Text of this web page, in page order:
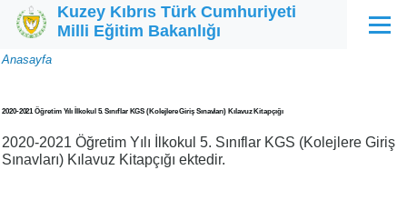
Ana içeriğe atla
Kuzey Kıbrıs Türk Cumhuriyeti
Milli Eğitim Bakanlığı
Menü
Sayfa
Anasayfa
2020-2021 Öğretim Yılı İlkokul 5. Sınıflar KGS (Kolejlere Giriş Sınavları) Kılavuz Kitapçığı
2020-2021 Öğretim Yılı İlkokul 5. Sınıflar KGS (Kolejlere Giriş
Sınavları) Kılavuz Kitapçığı ektedir.